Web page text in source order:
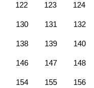
122 123 124
130 131 132
138 139 140
146 147 148
154 155 156